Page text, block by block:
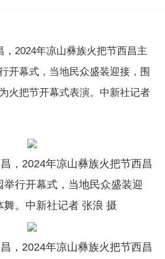
，2024年凉山彝族火把节西昌主
开幕式，当地民众盛装迎接，围
火把节开幕式表演。中新社记者
，2024年凉山彝族火把节西昌
行开幕式，当地民众盛装迎
。中新社记者 张浪 摄
，2024年凉山彝族火把节西昌